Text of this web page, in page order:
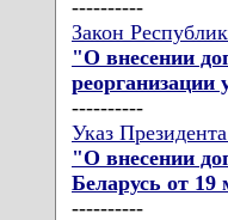
----------
Закон
"О внесении
реорганизации
----------
Указ
"О внесении
Беларусь от 19
----------